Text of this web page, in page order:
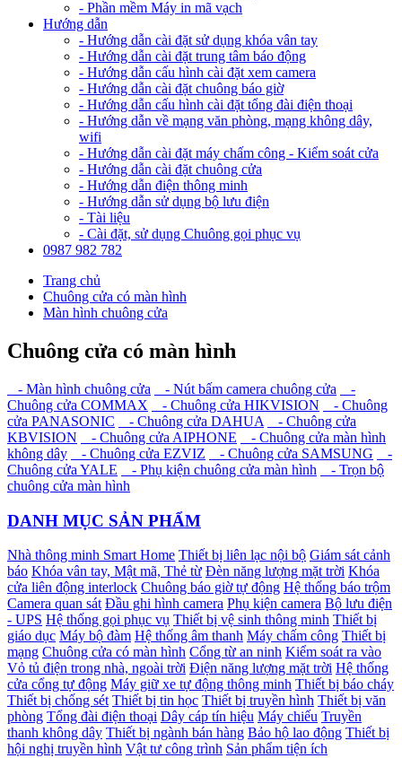
- Phần mềm Máy in mã vạch
Hướng dẫn
- Hướng dẫn cài đặt sử dụng khóa vân tay
- Hướng dẫn cài đặt trung tâm báo động
- Hướng dẫn cấu hình cài đặt xem camera
- Hướng dẫn cài đặt chuông báo giờ
- Hướng dẫn cấu hình cài đặt tổng đài điện thoại
- Hướng dẫn về mạng văn phòng, mạng không dây,
wifi
- Hướng dẫn cài đặt máy chấm công - Kiểm soát cửa
- Hướng dẫn cài đặt chuông cửa
- Hướng dẫn điện thông minh
- Hướng dẫn sử dụng bộ lưu điện
- Tài liệu
- Cài đặt, sử dụng Chuông gọi phục vụ
0987 982 782
Trang chủ
Chuông cửa có màn hình
Màn hình chuông cửa
Chuông cửa có màn hình
- Màn hình chuông cửa - Nút bấm camera chuông cửa
-
Chuông cửa COMMAX
- Chuông cửa HIKVISION
- Chuông
cửa PANASONIC
- Chuông cửa DAHUA
- Chuông cửa
KBVISION
- Chuông cửa AIPHONE
- Chuông cửa màn hình
không dây
- Chuông cửa EZVIZ - Chuông cửa SAMSUNG
-
Chuông cửa YALE
- Phụ kiện chuông cửa màn hình
- Trọn bộ
chuông cửa màn hình
DANH MỤC SẢN PHẨM
Nhà thông minh Smart Home Thiết bị liên lạc nội bộ Giám sát cảnh
báo Khóa vân tay, Mật mã, Thẻ từ Đèn năng lượng mặt trời Khóa
cửa liên động interlock Chuông báo giờ tự động Hệ thống báo trộm
Camera quan sát Đầu ghi hình camera Phụ kiện camera Bộ lưu điện
- UPS Hệ thống gọi phục vụ Thiết bị vệ sinh thông minh Thiết bị
giáo dục Máy bộ đàm Hệ thống âm thanh Máy chấm công Thiết bị
mạng Chuông cửa có màn hình Cổng từ an ninh Kiểm soát ra vào
Vỏ tủ điện trong nhà, ngoài trời Điện năng lượng mặt trời Hệ thống
cửa cổng tự động Máy giữ xe tự động thông minh Thiết bị báo cháy
Thiết bị chống sét Thiết bị tin học Thiết bị truyền hình Thiết bị văn
phòng Tổng đài điện thoại Dây cáp tín hiệu Máy chiếu Truyền
thanh không dây Thiết bị ngành bán hàng Bảo hộ lao động Thiết bị
hội nghị truyền hình Vật tư công trình Sản phẩm tiện ích